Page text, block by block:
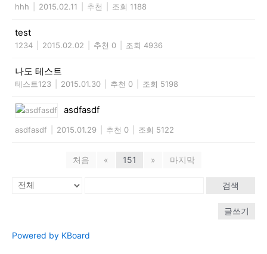
hhh 2015.02.11 추천 조회 1188
test
1234 2015.02.02 추천 0 조회 4936
나도 테스트
테스트123 2015.01.30 추천 0 조회 5198
asdfasdf
asdfasdf 2015.01.29 추천 0 조회 5122
처음 « 151 » 마지막
검색
글쓰기
Powered by KBoard